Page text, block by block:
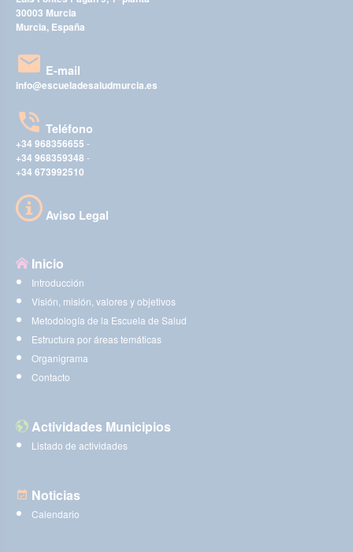
30003 Murcia
Murcia, España
E-mail
info@escueladesaludmurcia.es
Teléfono
+34 968356655 -
+34 968359348 -
+34 673992510
Aviso Legal
Inicio
Introducción
Visión, misión, valores y objetivos
Metodología de la Escuela de Salud
Estructura por áreas temáticas
Organigrama
Contacto
Actividades Municipios
Listado de actividades
Noticias
Calendario